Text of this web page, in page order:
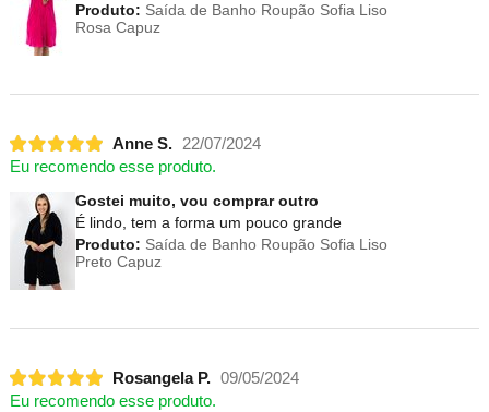
Produto: Saída de Banho Roupão Sofia Liso
Rosa Capuz
Anne S.
22/07/2024
Eu recomendo esse produto.
Gostei muito, vou comprar outro
É lindo, tem a forma um pouco grande
Produto: Saída de Banho Roupão Sofia Liso
Preto Capuz
Rosangela P. 09/05/2024
Eu recomendo esse produto.